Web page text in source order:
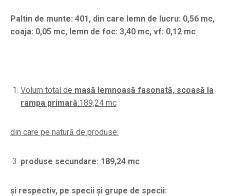
Paltin de munte: 401, din care lemn de lucru: 0,56 mc,
coaja: 0,05 mc, lemn de foc: 3,40 mc, vf: 0,12 mc
Volum total de masă lemnoasă fasonată, scoasă la
rampa primară:189,24 mc
din care pe natură de produse:
produse secundare: 189,24 mc
și respectiv, pe specii și grupe de specii: